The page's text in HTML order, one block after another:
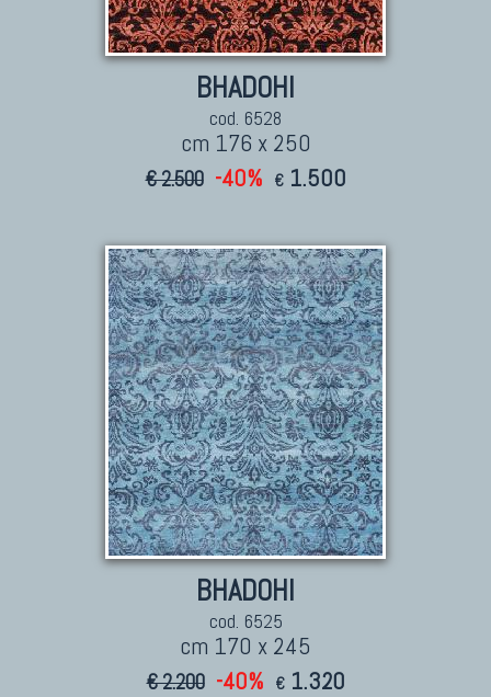
TAPPETI ANTICHI DA COLLEZIONE
Tappeti Anatolici Antichi
Tappeti Cinesi Antichi
Tappeti Turcomanni Antichi
Kilim Vecchi E Antichi
Kilim Nuovi
Nuovissimi Kilim India
BHADOHI
cod. 6528
cm 176 x 250
€ 2.500 -40% € 1.500
BHADOHI
cod. 6525
cm 170 x 245
€ 2.200 -40% € 1.320